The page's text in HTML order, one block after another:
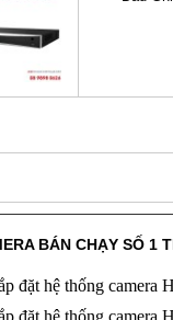
BÁN CHẠY SỐ 1
đặt hệ thống camera
đặt hệ thống camera